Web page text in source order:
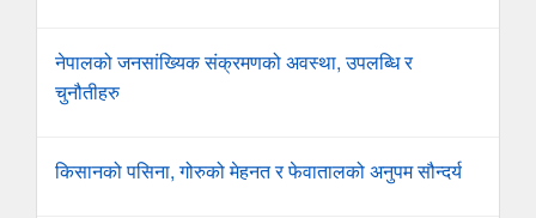
नेपालको जनसांख्यिक संक्रमणको अवस्था, उपलब्धि र
चुनौतीहरु
किसानको पसिना, गोरुको मेहनत र फेवातालको अनुपम सौन्दर्य